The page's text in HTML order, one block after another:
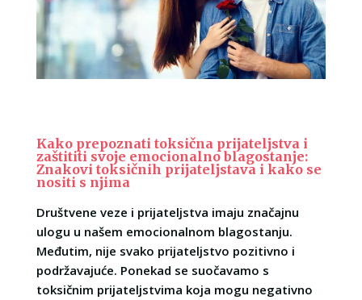
Kako prepoznati toksična prijateljstva i
zaštititi svoje emocionalno blagostanje:
Znakovi toksičnih prijateljstava i kako se
nositi s njima
Društvene veze i prijateljstva imaju značajnu
ulogu u našem emocionalnom blagostanju.
Međutim, nije svako prijateljstvo pozitivno i
podržavajuće. Ponekad se suočavamo s
toksičnim prijateljstvima koja mogu negativno